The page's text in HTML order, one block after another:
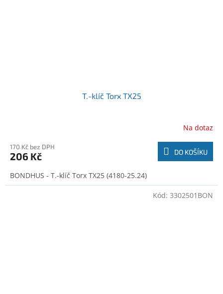
T.-klíč Torx TX25
Na dotaz
170 Kč bez DPH
206 Kč DO KOŠÍKU
BONDHUS - T.-klíč Torx TX25 (4180-25.24)
Kód: 3302501BON